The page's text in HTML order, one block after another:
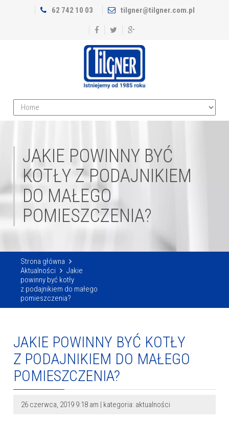
62 742 10 03 tilgner@tilgner.com.pl
JAKIE POWINNY BYĆ
KOTŁY Z PODAJNIKIEM
DO MAŁEGO
POMIESZCZENIA?
Strona główna
Aktualności
Jakie
powinny być kotły
z podajnikiem do małego
pomieszczenia?
JAKIE POWINNY BYĆ KOTŁY
Z PODAJNIKIEM DO MAŁEGO
POMIESZCZENIA?
26 czerwca, 2019 9:18 am kategoria: aktualności